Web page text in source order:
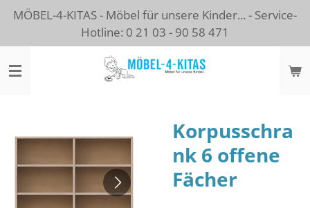
Zum
springen
MÖBEL-4-KITAS - Möbel für unsere Kinder... - Service-
Hotline: 0 21 03 - 90 58 471
Korpusschra
nk 6 offene
Fächer